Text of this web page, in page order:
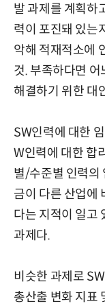
발 과제를 계획하
력이 포진돼 있는
악해 적재적소에
것. 부족하다면
해결하기 위한 대
SW인력에 대한
W인력에 대한 합
별/수준별 인력의
금이 다른 산업에
다는 지적이 일고
과제다.
비슷한 과제로
총산출 변화 지표